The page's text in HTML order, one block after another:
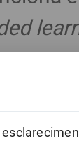
de
das 18:30 às